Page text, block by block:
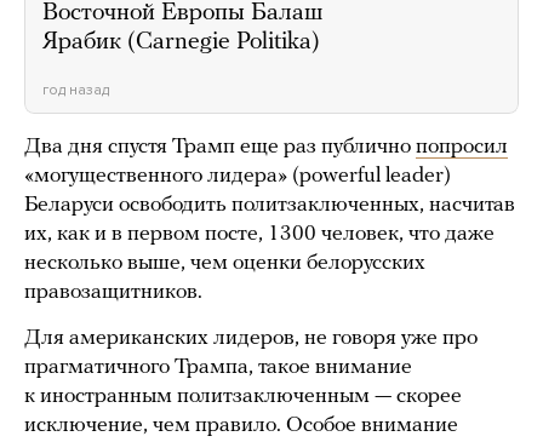
Восточной Европы Балаш
Ярабик (Carnegie Politika)
год назад
Два дня спустя Трамп еще раз публично попросил
«могущественного лидера» (powerful leader)
Беларуси освободить политзаключенных, насчитав
их, как и в первом посте, 1300 человек, что даже
несколько выше, чем оценки белорусских
правозащитников.
Для американских лидеров, не говоря уже про
прагматичного Трампа, такое внимание
к иностранным политзаключенным — скорее
исключение, чем правило. Особое внимание